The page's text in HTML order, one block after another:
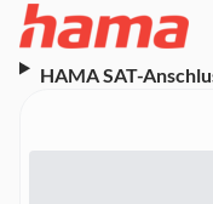
HAMA SAT-